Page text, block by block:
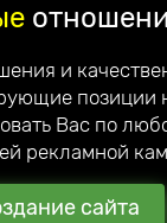
и
позиции
Вас по
рекламной
сайта